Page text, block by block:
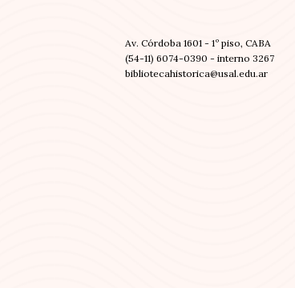
Av. Córdoba 1601 - 1º piso, CABA
(54-11) 6074-0390 - interno 3267
bibliotecahistorica@usal.edu.ar